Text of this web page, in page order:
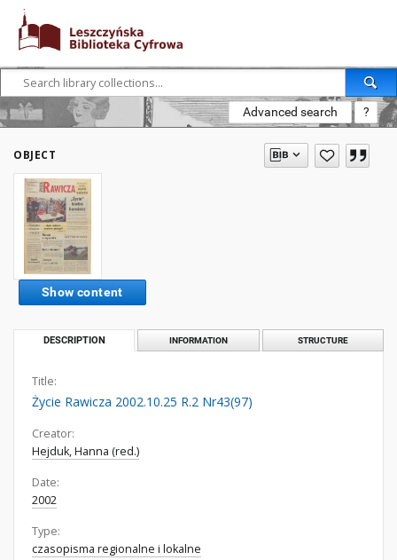
Advanced search ?
OBJECT
Show content
DESCRIPTION INFORMATION STRUCTURE
Title:
Życie Rawicza 2002.10.25 R.2 Nr43(97)
Creator:
Hejduk, Hanna (red.)
Date:
2002
Type:
czasopisma regionalne i lokalne